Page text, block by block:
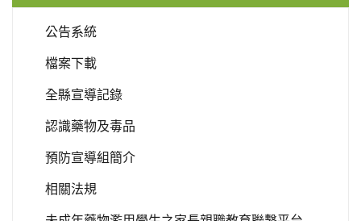
公告系統
檔案下載
全縣宣導記錄
認識藥物及毒品
預防宣導組簡介
相關法規